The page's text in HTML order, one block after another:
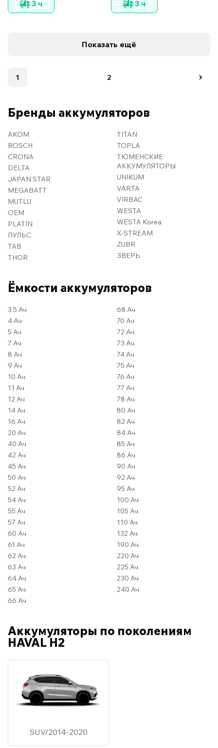
3 ч 3 ч
Показать ещё
1 2
Бренды аккумуляторов
AKOM
BOSCH
CRONA
DELTA
JAPAN STAR
MEGABATT
MUTLU
OEM
PLATIN
ПУЛЬС
TAB
THOR
TITAN
TOPLA
ТЮМЕНСКИЕ
АККУМУЛЯТОРЫ
UNIKUM
VARTA
VIRBAC
WESTA
WESTA Korea
X-STREAM
ZUBR
ЗВЕРЬ
Ёмкости аккумуляторов
3.5 Ач
4 Ач
5 Ач
7 Ач
8 Ач
9 Ач
10 Ач
11 Ач
12 Ач
14 Ач
16 Ач
20 Ач
40 Ач
42 Ач
45 Ач
50 Ач
52 Ач
54 Ач
55 Ач
57 Ач
60 Ач
61 Ач
62 Ач
63 Ач
64 Ач
65 Ач
66 Ач
68 Ач
70 Ач
72 Ач
73 Ач
74 Ач
75 Ач
76 Ач
77 Ач
78 Ач
80 Ач
82 Ач
84 Ач
85 Ач
86 Ач
90 Ач
92 Ач
95 Ач
100 Ач
105 Ач
110 Ач
132 Ач
190 Ач
220 Ач
225 Ач
230 Ач
240 Ач
Аккумуляторы по поколениям
HAVAL H2
SUV/2014-2020